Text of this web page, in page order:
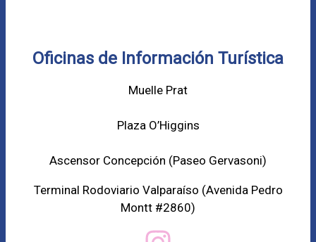
Oficinas de Información Turística
Muelle Prat
Plaza O’Higgins
Ascensor Concepción (Paseo Gervasoni)
Terminal Rodoviario Valparaíso (Avenida Pedro
Montt #2860)